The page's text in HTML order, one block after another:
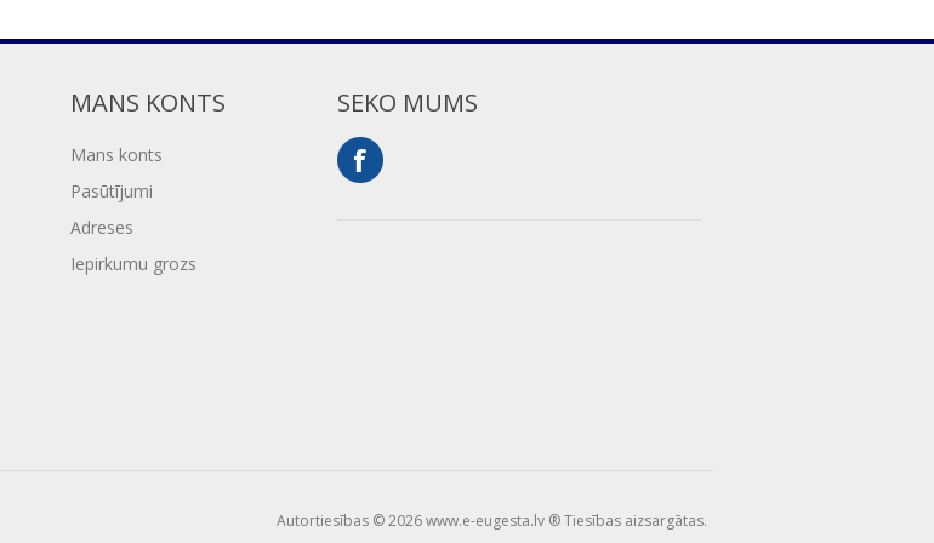
MANS KONTS
Mans konts
Pasūtījumi
Adreses
Iepirkumu grozs
SEKO MUMS
Autortiesības © 2026 www.e-eugesta.lv ® Tiesības aizsargātas.